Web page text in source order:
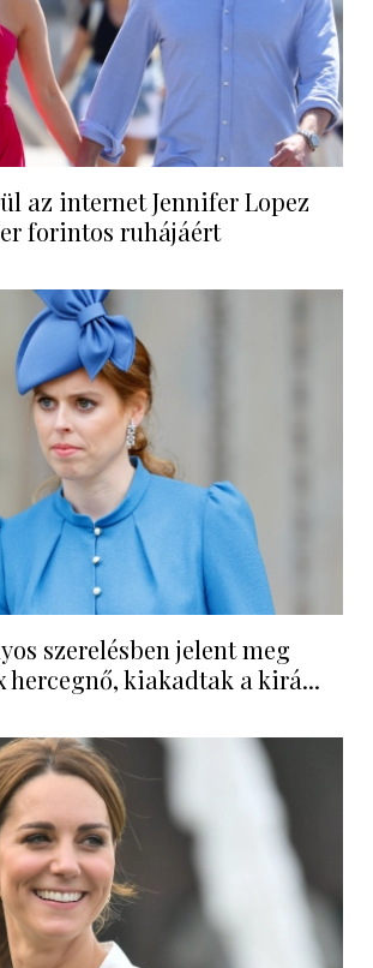
az internet Jennifer Lopez
forintos ruhájáért
szerelésben jelent meg
hercegnő, kiakadtak a kirá...